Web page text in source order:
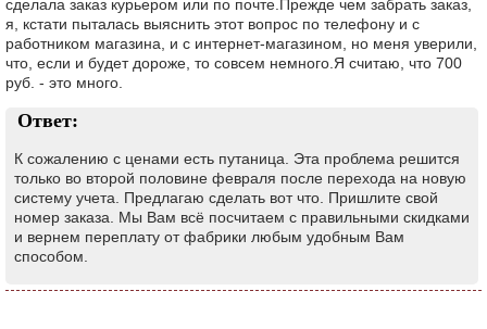
сделала заказ курьером или по почте.Прежде чем забрать заказ,
я, кстати пыталась выяснить этот вопрос по телефону и с
работником магазина, и с интернет-магазином, но меня уверили,
что, если и будет дороже, то совсем немного.Я считаю, что 700
руб. - это много.
Ответ:
К сожалению с ценами есть путаница. Эта проблема решится
только во второй половине февраля после перехода на новую
систему учета. Предлагаю сделать вот что. Пришлите свой
номер заказа. Мы Вам всё посчитаем с правильными скидками
и вернем переплату от фабрики любым удобным Вам
способом.